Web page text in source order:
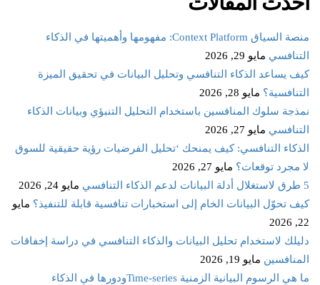
منصة السياق Context Platform: مفهومها وأهميتها في الذكاء
التنافسي مايو 29, 2026
كيف يساعد الذكاء التنافسي وتحليل البيانات في تحقيق الميزة
التنافسية؟ مايو 28, 2026
نمذجة سلوك المنافسين باستخدام التحليل التنبؤي وبيانات الذكاء
التنافسي مايو 27, 2026
الذكاء التنافسي: كيف يمنحك ‘تحليل الفرضيات رؤية حقيقية للسوق
لا مجرد توقعات؟ مايو 27, 2026
5 طرق لاستغلال أدلة البيانات لدعم الذكاء التنافسي
مايو 24, 2026
كيف تحوّل البيانات الخام إلى استخبارات تنافسية قابلة للتنفيذ؟ مايو
22, 2026
دليلك لاستخدام تحليل البيانات والذكاء التنافسي في دراسة إخفاقات
المنافسين مايو 19, 2026
ما هي الرسوم البيانية الزمنية Time‑seriesودورها في الذكاء